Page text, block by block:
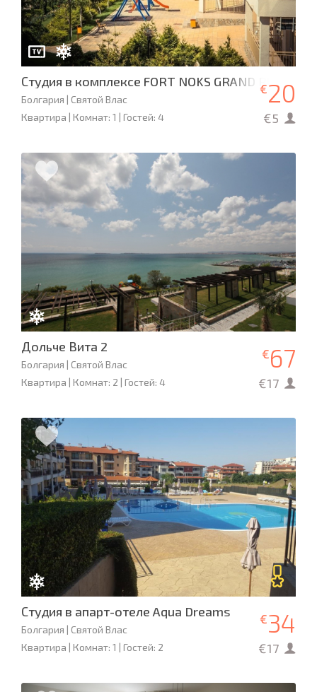
Студия в комплексе FORT NOKS GRAND RESORT
Болгария | Святой Влас
Квартира | Комнат: 1 | Гостей: 4
€20
€5
Дольче Вита 2
Болгария | Святой Влас
Квартира | Комнат: 2 | Гостей: 4
€67
€17
Студия в апарт-отеле Aqua Dreams
Болгария | Святой Влас
Квартира | Комнат: 1 | Гостей: 2
€34
€17